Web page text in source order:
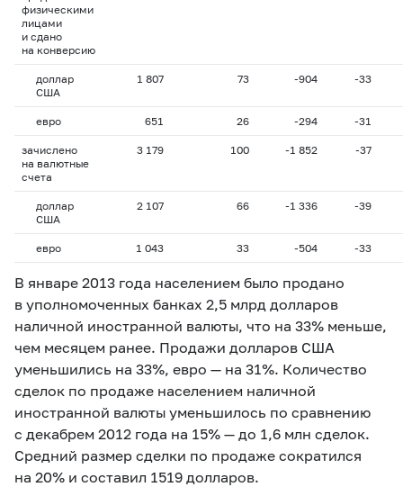
физическими
лицами
и сдано
на конверсию
доллар
США
1 807 73 -904 -33
евро 651 26 -294 -31
зачислено
на валютные
счета
3 179 100 -1 852 -37
доллар
США
2 107 66 -1 336 -39
евро 1 043 33 -504 -33
В январе 2013 года населением было продано
в уполномоченных банках 2,5 млрд долларов
наличной иностранной валюты, что на 33% меньше,
чем месяцем ранее. Продажи долларов США
уменьшились на 33%, евро — на 31%. Количество
сделок по продаже населением наличной
иностранной валюты уменьшилось по сравнению
с декабрем 2012 года на 15% — до 1,6 млн сделок.
Средний размер сделки по продаже сократился
на 20% и составил 1519 долларов.